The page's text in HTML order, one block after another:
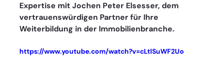
Expertise mit Jochen Peter Elsesser, dem
vertrauenswürdigen Partner für Ihre
Weiterbildung in der Immobilienbranche.
https://www.youtube.com/watch?v=cLtlSuWF2Uo